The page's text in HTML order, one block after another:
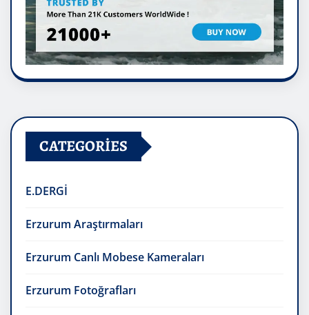
CATEGORIES
E.DERGİ
Erzurum Araştırmaları
Erzurum Canlı Mobese Kameraları
Erzurum Fotoğrafları